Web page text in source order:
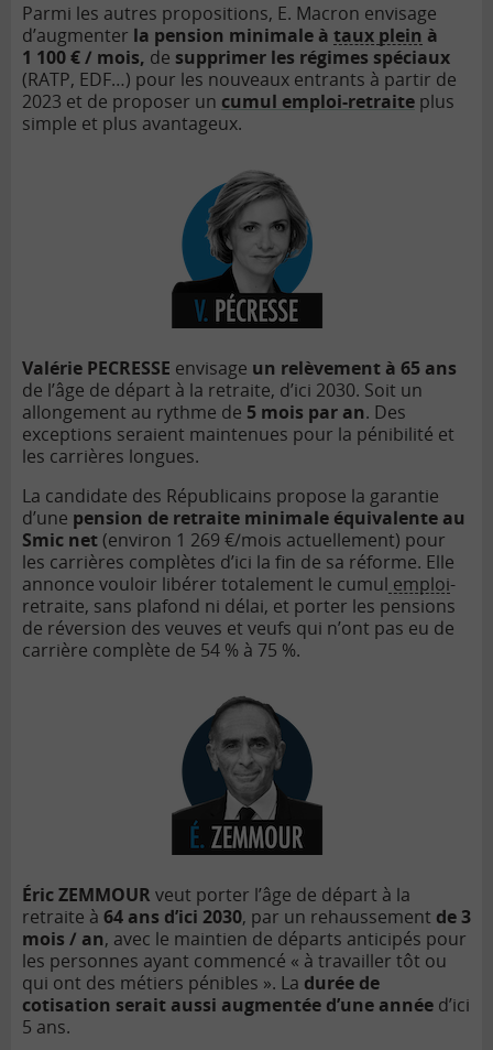
Parmi les autres propositions, E. Macron envisage
d’augmenter la pension minimale à taux plein à
1 100 €/ mois, de supprimer les régimes spéciaux
(RATP, EDF…) pour les nouveaux entrants à partir de
2023 et de proposer un cumul emploi-retraite plus
simple et plus avantageux.
Valérie PECRESSE envisage un relèvement à 65 ans
de l’âge de départ à la retraite, d’ici 2030. Soit un
allongement au rythme de 5 mois par an. Des
exceptions seraient maintenues pour la pénibilité et
les carrières longues.
La candidate des Républicains propose la garantie
d’une pension de retraite minimale équivalente au
Smic net(environ 1 269 €/mois actuellement) pour
les carrières complètes d’ici la fin de sa réforme. Elle
annonce vouloir libérer totalement le cumul emploi-
retraite, sans plafond ni délai, et porter les pensions
de réversion des veuves et veufs qui n’ont pas eu de
carrière complète de 54 % à 75 %.
Éric ZEMMOUR veut porter l’âge de départ à la
retraite à 64 ans d’ici 2030, par un rehaussement de3
mois / an, avec le maintien de départs anticipés pour
les personnes ayant commencé « à travailler tôt ou
qui ont des métiers pénibles ». La durée de
cotisation serait aussi augmentée d’une année d’ici
5 ans.